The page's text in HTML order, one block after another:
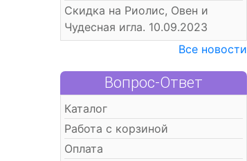
Скидка на Риолис, Овен и
Чудесная игла. 10.09.2023
Все новости
Вопрос-Ответ
Каталог
Работа с корзиной
Оплата